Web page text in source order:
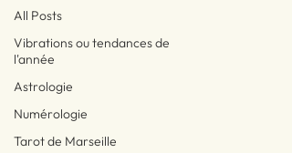
All Posts
Vibrations ou tendances de
l'année
Astrologie
Numérologie
Tarot de Marseille